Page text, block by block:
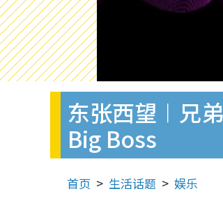
东张西望︱兄
Big Boss
首页 生活话题 娱乐